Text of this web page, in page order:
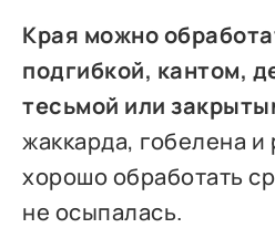
Края можно
подгибкой, кантом,
тесьмой или
жаккарда, гобелена
хорошо обработать
не осыпалась.